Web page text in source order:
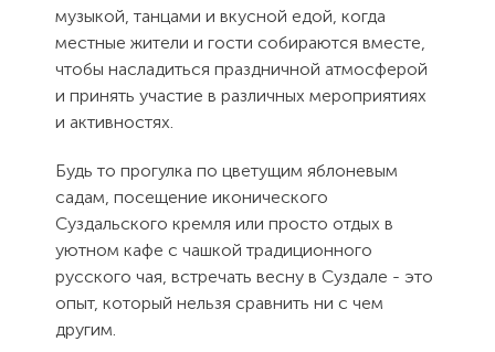
Как Вас
зовут?
Электронная
почта
Как Вас
зовут?
Контактный
телефон
Спасибо, мы
музыкой, танцами и вкусной едой, когда
местные жители и гости собираются вместе,
чтобы насладиться праздничной атмосферой
и принять участие в различных мероприятиях
и активностях.
Будь то прогулка по цветущим яблоневым
садам, посещение иконического
Суздальского кремля или просто отдых в
уютном кафе с чашкой традиционного
русского чая, встречать весну в Суздале - это
опыт, который нельзя сравнить ни с чем
другим.